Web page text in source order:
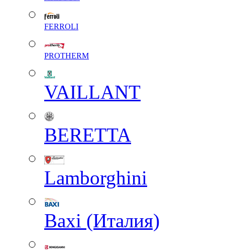
FERROLI
PROTHERM
VAILLANT
BERETTA
Lamborghini
Baxi (Италия)